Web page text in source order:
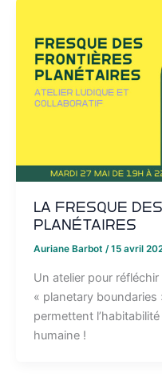
La Fresque
Planétaires
Auriane Barbot /15 avril
Un atelier pour
« planetary
permettent
humaine !